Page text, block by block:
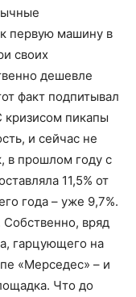
первую машину в
своих
дешевле
факт подпитывал
кризисом пикапы
и сейчас не
в прошлом году с
11,5% от
года – уже 9,7%.
вряд
гарцующего на
«Мерседес» – и
Что до